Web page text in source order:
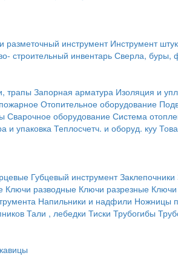
разметочный инструмент Инструмент
строительный инвентарь Сверла, буры,
трапы Запорная арматура Изоляция и
Отопительное оборудование
Сварочное оборудование Система
и упаковка Теплосчетч. и оборуд. куу
Губцевый инструмент Заклепочники
Ключи разводные Ключи разрезные
Напильники и надфили Ножницы
Тали , лебедки Тиски Трубогибы